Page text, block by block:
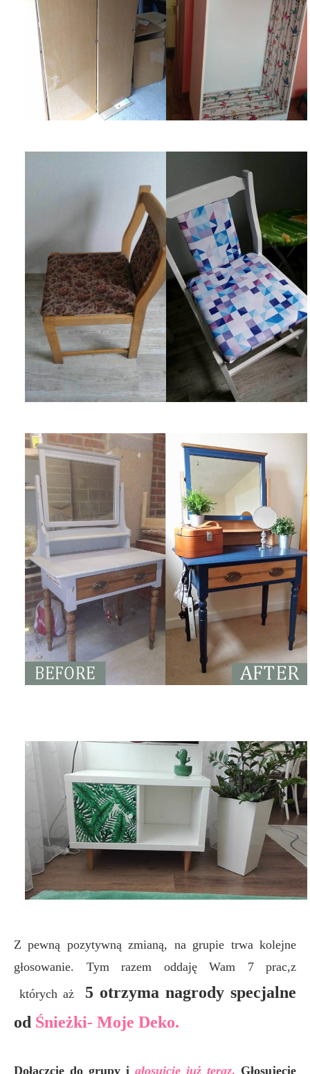
Z pewną pozytywną zmianą, na grupie trwa kolejne
głosowanie. Tym razem oddaję Wam 7 prac,z
których aż
5 otrzyma nagrody specjalne
od Śnieżki- Moje Deko.
Dołączcie do grupy i głosujcie już teraz. Głosujecie